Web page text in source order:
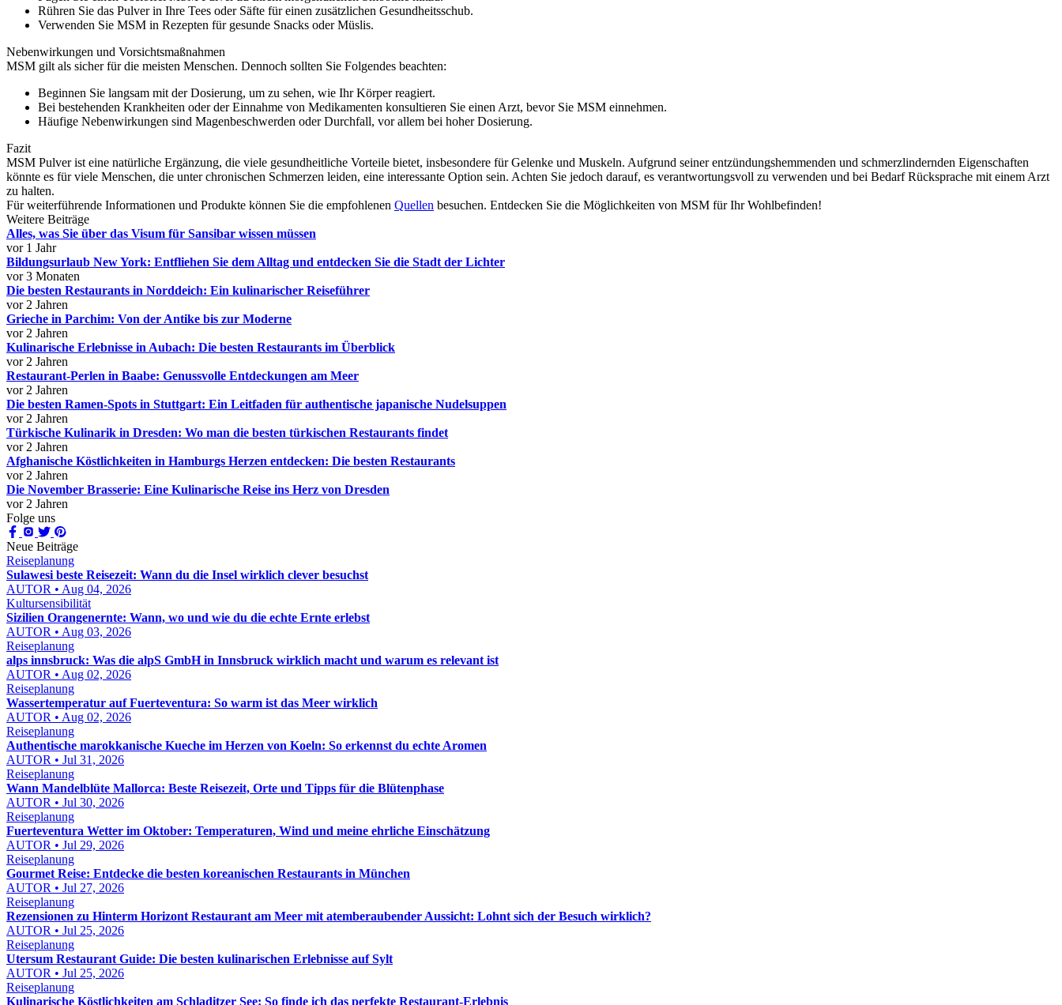
Rühren Sie das Pulver in Ihre Tees oder Säfte für einen zusätzlichen Gesundheitsschub.
Verwenden Sie MSM in Rezepten für gesunde Snacks oder Müslis.
Nebenwirkungen und Vorsichtsmaßnahmen
MSM gilt als sicher für die meisten Menschen. Dennoch sollten Sie Folgendes beachten:
Beginnen Sie langsam mit der Dosierung, um zu sehen, wie Ihr Körper reagiert.
Bei bestehenden Krankheiten oder der Einnahme von Medikamenten konsultieren Sie einen Arzt, bevor Sie MSM einnehmen.
Häufige Nebenwirkungen sind Magenbeschwerden oder Durchfall, vor allem bei hoher Dosierung.
Fazit
MSM Pulver ist eine natürliche Ergänzung, die viele gesundheitliche Vorteile bietet, insbesondere für Gelenke und Muskeln. Aufgrund seiner entzündungshemmenden und schmerzlindernden Eigenschaften
könnte es für viele Menschen, die unter chronischen Schmerzen leiden, eine interessante Option sein. Achten Sie jedoch darauf, es verantwortungsvoll zu verwenden und bei Bedarf Rücksprache mit einem Arzt
zu halten.
Für weiterführende Informationen und Produkte können Sie die empfohlenen Quellen besuchen. Entdecken Sie die Möglichkeiten von MSM für Ihr Wohlbefinden!
Weitere Beiträge
Alles, was Sie über das Visum für Sansibar wissen müssen
vor 1 Jahr
Bildungsurlaub New York: Entfliehen Sie dem Alltag und entdecken Sie die Stadt der Lichter
vor 3 Monaten
Die besten Restaurants in Norddeich: Ein kulinarischer Reiseführer
vor 2 Jahren
Grieche in Parchim: Von der Antike bis zur Moderne
vor 2 Jahren
Kulinarische Erlebnisse in Aubach: Die besten Restaurants im Überblick
vor 2 Jahren
Restaurant-Perlen in Baabe: Genussvolle Entdeckungen am Meer
vor 2 Jahren
Die besten Ramen-Spots in Stuttgart: Ein Leitfaden für authentische japanische Nudelsuppen
vor 2 Jahren
Türkische Kulinarik in Dresden: Wo man die besten türkischen Restaurants findet
vor 2 Jahren
Afghanische Köstlichkeiten in Hamburgs Herzen entdecken: Die besten Restaurants
vor 2 Jahren
Die November Brasserie: Eine Kulinarische Reise ins Herz von Dresden
vor 2 Jahren
Folge uns
Neue Beiträge
Reiseplanung
Sulawesi beste Reisezeit: Wann du die Insel wirklich clever besuchst
AUTOR • Aug 04, 2026
Kultursensibilität
Sizilien Orangenernte: Wann, wo und wie du die echte Ernte erlebst
AUTOR • Aug 03, 2026
Reiseplanung
alps innsbruck: Was die alpS GmbH in Innsbruck wirklich macht und warum es relevant ist
AUTOR • Aug 02, 2026
Reiseplanung
Wassertemperatur auf Fuerteventura: So warm ist das Meer wirklich
AUTOR • Aug 02, 2026
Reiseplanung
Authentische marokkanische Kueche im Herzen von Koeln: So erkennst du echte Aromen
AUTOR • Jul 31, 2026
Reiseplanung
Wann Mandelblüte Mallorca: Beste Reisezeit, Orte und Tipps für die Blütenphase
AUTOR • Jul 30, 2026
Reiseplanung
Fuerteventura Wetter im Oktober: Temperaturen, Wind und meine ehrliche Einschätzung
AUTOR • Jul 29, 2026
Reiseplanung
Gourmet Reise: Entdecke die besten koreanischen Restaurants in München
AUTOR • Jul 27, 2026
Reiseplanung
Rezensionen zu Hinterm Horizont Restaurant am Meer mit atemberaubender Aussicht: Lohnt sich der Besuch wirklich?
AUTOR • Jul 25, 2026
Reiseplanung
Utersum Restaurant Guide: Die besten kulinarischen Erlebnisse auf Sylt
AUTOR • Jul 25, 2026
Reiseplanung
Kulinarische Köstlichkeiten am Schladitzer See: So finde ich das perfekte Restaurant-Erlebnis